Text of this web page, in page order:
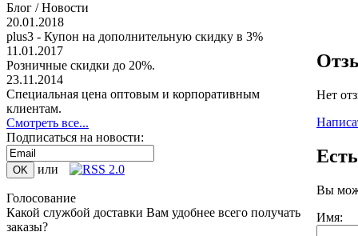
Блог / Новости
20.01.2018
plus3 - Купон на дополнительную скидку в 3%
11.01.2017
Розничные скидки до 20%.
23.11.2014
Специальная цена оптовым и корпоративным
клиентам.
Смотреть все...
Подписаться на новости:
или
Голосование
Какой службой доставки Вам удобнее всего получать
заказы?
Нет
Вы
Имя: